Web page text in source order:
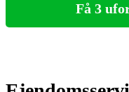
Få 3